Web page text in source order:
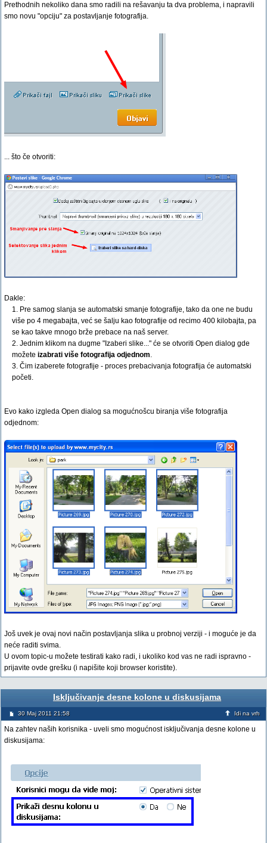
Prethodnih nekoliko dana smo radili na rešavanju ta dva problema, i napravili
smo novu "opciju" za postavljanje fotografija.
... što če otvoriti:
Dakle:
1. Pre samog slanja se automatski smanje fotografije, tako da one ne budu
više po 4 megabajta, već se šalju kao fotografije od recimo 400 kilobajta, pa
se kao takve mnogo brže prebace na naš server.
2. Jednim klikom na dugme "Izaberi slike..." će se otvoriti Open dialog gde
možete izabrati više fotografija odjednom.
3. Čim izaberete fotografije - proces prebacivanja fotografija će automatski
početi.
Evo kako izgleda Open dialog sa mogućnošcu biranja više fotografija
odjednom:
Još uvek je ovaj novi način postavljanja slika u probnoj verziji - i moguće je da
neće raditi svima.
U ovom topic-u možete testirati kako radi, i ukoliko kod vas ne radi ispravno -
prijavite ovde grešku (i napišite koji browser koristite).
Isključivanje desne kolone u diskusijama
30 Maj 2011 21:58 Idi na vrh
Na zahtev naših korisnika - uveli smo mogućnost isključivanja desne kolone u
diskusijama: